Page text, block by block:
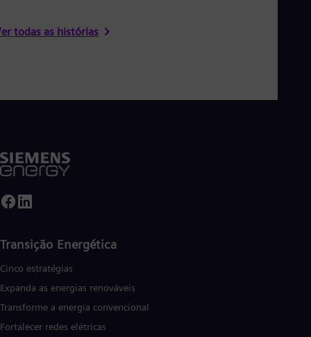
todas as histórias
Transição Energética
Cinco estratégias
Expanda as energias renováveis
Transforme a energia convencional
Fortalecer redes elétricas